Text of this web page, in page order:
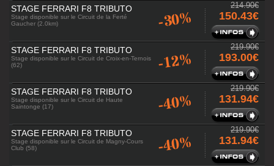
STAGE FERRARI F8 TRIBUTO
Stage disponible sur le Circuit de la Ferté
Gaucher (2.0km)
-30%
214.90€
150.43€
STAGE FERRARI F8 TRIBUTO
Stage disponible sur le Circuit de Croix-en-Ternois
(62)
-12%
219.90€
193.00€
STAGE FERRARI F8 TRIBUTO
Stage disponible sur le Circuit de Haute
Saintonge (17)
-40%
219.90€
131.94€
STAGE FERRARI F8 TRIBUTO
Stage disponible sur le Circuit de Magny-Cours
Club (58)
-40%
219.90€
131.94€